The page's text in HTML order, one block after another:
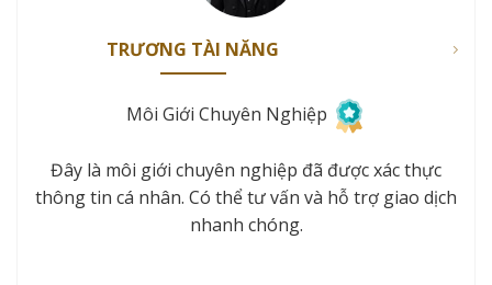
TRƯƠNG TÀI NĂNG
Môi Giới Chuyên Nghiệp
Đây là môi giới chuyên nghiệp đã được xác thực
thông tin cá nhân. Có thể tư vấn và hỗ trợ giao dịch
nhanh chóng.